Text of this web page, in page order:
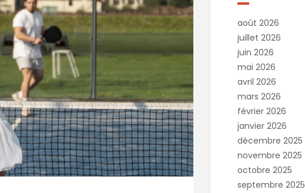
août 2026
juillet 2026
juin 2026
mai 2026
avril 2026
mars 2026
février 2026
janvier 2026
décembre 2025
novembre 2025
octobre 2025
septembre 2025